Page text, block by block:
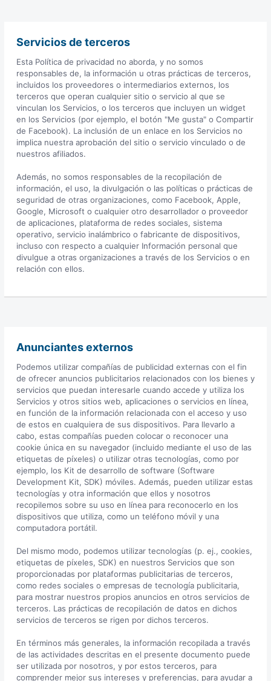
Servicios de terceros
Esta Política de privacidad no aborda, y no somos
responsables de, la información u otras prácticas de terceros,
incluidos los proveedores o intermediarios externos, los
terceros que operan cualquier sitio o servicio al que se
vinculan los Servicios, o los terceros que incluyen un widget
en los Servicios (por ejemplo, el botón "Me gusta" o Compartir
de Facebook). La inclusión de un enlace en los Servicios no
implica nuestra aprobación del sitio o servicio vinculado o de
nuestros afiliados.
Además, no somos responsables de la recopilación de
información, el uso, la divulgación o las políticas o prácticas de
seguridad de otras organizaciones, como Facebook, Apple,
Google, Microsoft o cualquier otro desarrollador o proveedor
de aplicaciones, plataforma de redes sociales, sistema
operativo, servicio inalámbrico o fabricante de dispositivos,
incluso con respecto a cualquier Información personal que
divulgue a otras organizaciones a través de los Servicios o en
relación con ellos.
Anunciantes externos
Podemos utilizar compañías de publicidad externas con el fin
de ofrecer anuncios publicitarios relacionados con los bienes y
servicios que puedan interesarle cuando accede y utiliza los
Servicios y otros sitios web, aplicaciones o servicios en línea,
en función de la información relacionada con el acceso y uso
de estos en cualquiera de sus dispositivos. Para llevarlo a
cabo, estas compañías pueden colocar o reconocer una
cookie única en su navegador (incluido mediante el uso de las
etiquetas de píxeles) o utilizar otras tecnologías, como por
ejemplo, los Kit de desarrollo de software (Software
Development Kit, SDK) móviles. Además, pueden utilizar estas
tecnologías y otra información que ellos y nosotros
recopilemos sobre su uso en línea para reconocerlo en los
dispositivos que utiliza, como un teléfono móvil y una
computadora portátil.
Del mismo modo, podemos utilizar tecnologías (p. ej., cookies,
etiquetas de píxeles, SDK) en nuestros Servicios que son
proporcionadas por plataformas publicitarias de terceros,
como redes sociales o empresas de tecnología publicitaria,
para mostrar nuestros propios anuncios en otros servicios de
terceros. Las prácticas de recopilación de datos en dichos
servicios de terceros se rigen por dichos terceros.
En términos más generales, la información recopilada a través
de las actividades descritas en el presente documento puede
ser utilizada por nosotros, y por estos terceros, para
comprender mejor sus intereses y preferencias, para ayudar a